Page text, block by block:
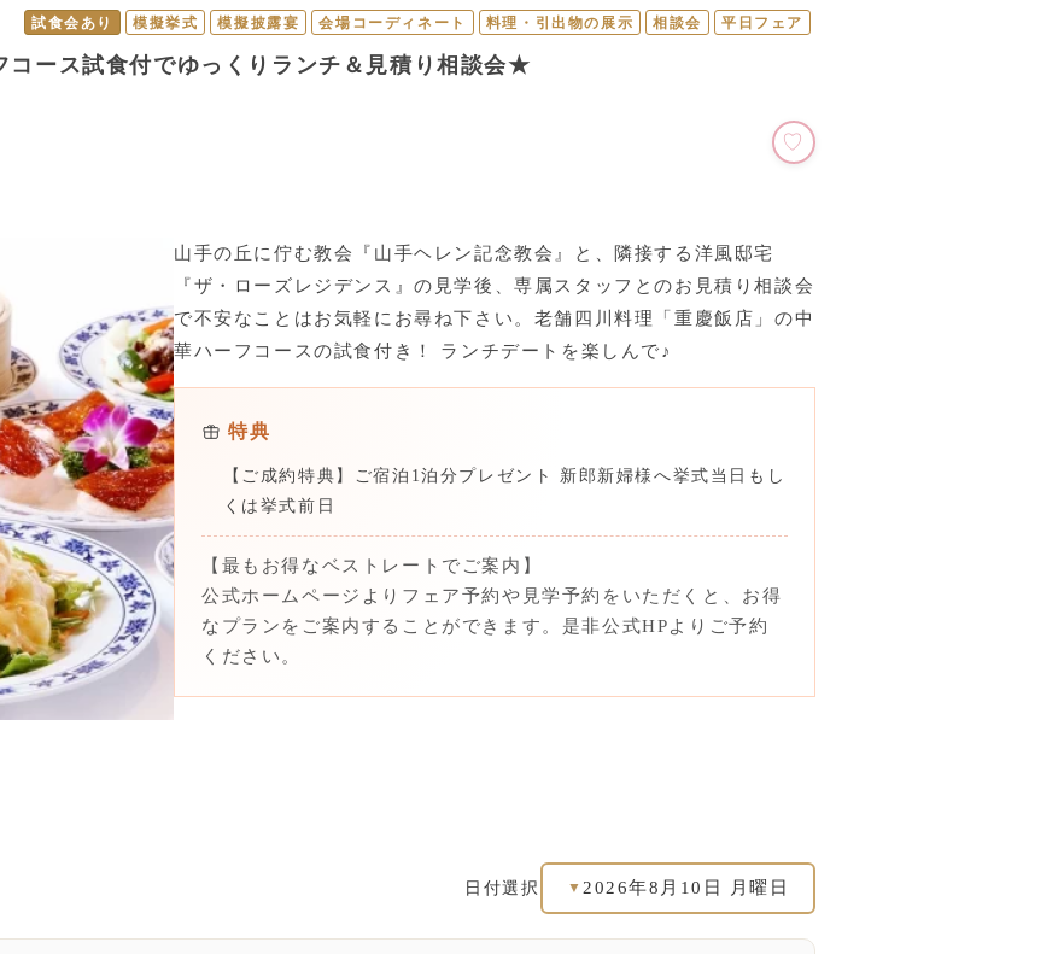
試食会あり 模擬挙式 模擬披露宴 会場コーディネート 料理・引出物の展示 相談会 平日フェア
コース試食付でゆっくりランチ＆見積り相談会★
山手の丘に佇む教会『山手ヘレン記念教会』と、隣接する洋風邸宅
『ザ・ローズレジデンス』の見学後、専属スタッフとのお見積り相談会
で不安なことはお気軽にお尋ね下さい。老舗四川料理「重慶飯店」の中
華ハーフコースの試食付き！ ランチデートを楽しんで♪
特典
【ご成約特典】ご宿泊1泊分プレゼント 新郎新婦様へ挙式当日もし
くは挙式前日
【最もお得なベストレートでご案内】
公式ホームページよりフェア予約や見学予約をいただくと、お得
なプランをご案内することができます。是非公式HPよりご予約
ください。
日付選択 ▼ 2026年8月10日 月曜日